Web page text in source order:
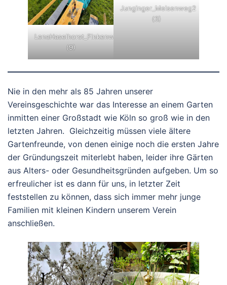
LenaHaselhorst_Finkenweg59
(9)
Junginger_Meisenweg2
(3)
Nie in den mehr als 85 Jahren unserer
Vereinsgeschichte war das Interesse an einem Garten
inmitten einer Großstadt wie Köln so groß wie in den
letzten Jahren. Gleichzeitig müssen viele ältere
Gartenfreunde, von denen einige noch die ersten Jahre
der Gründungszeit miterlebt haben, leider ihre Gärten
aus Alters- oder Gesundheitsgründen aufgeben. Um so
erfreulicher ist es dann für uns, in letzter Zeit
feststellen zu können, dass sich immer mehr junge
Familien mit kleinen Kindern unserem Verein
anschließen.